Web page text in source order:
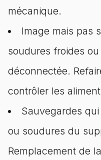
mécanique.
Image mais pas
soudures froides
déconnectée.
contrôler les
Sauvegardes
ou soudures du
Remplacement de